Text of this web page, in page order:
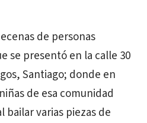
de personas
se presentó en la calle 30
Santiago; donde en
de esa comunidad
varias piezas de